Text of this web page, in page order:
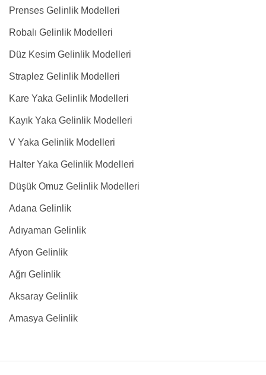
Prenses Gelinlik Modelleri
Robalı Gelinlik Modelleri
Düz Kesim Gelinlik Modelleri
Straplez Gelinlik Modelleri
Kare Yaka Gelinlik Modelleri
Kayık Yaka Gelinlik Modelleri
V Yaka Gelinlik Modelleri
Halter Yaka Gelinlik Modelleri
Düşük Omuz Gelinlik Modelleri
Adana Gelinlik
Adıyaman Gelinlik
Afyon Gelinlik
Ağrı Gelinlik
Aksaray Gelinlik
Amasya Gelinlik